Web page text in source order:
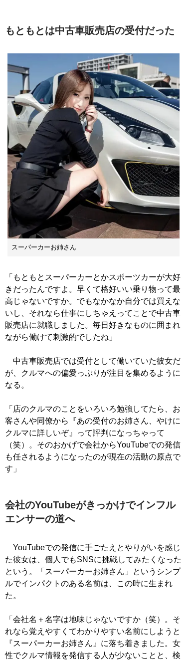
もともとは中古車販売店の受付だった
スーパーカーお姉さん
「もともとスーパーカーとかスポーツカーが大好
きだったんですよ。早くて格好いい乗り物って最
高じゃないですか。でもなかなか自分では買えな
いし、それなら仕事にしちゃえってことで中古車
販売店に就職しました。毎日好きなものに囲まれ
ながら働けて刺激的でしたね」
中古車販売店では受付として働いていた彼女だ
が、クルマへの偏愛っぷりが注目を集めるように
なる。
「店のクルマのことをいろいろ勉強してたら、お
客さんや同僚から『あの受付のお姉さん、やけに
クルマに詳しいぞ』って評判になっちゃって
（笑）。そのおかげで会社からYouTubeでの発信
も任されるようになったのが現在の活動の原点で
す」
会社のYouTubeがきっかけでインフル
エンサーの道へ
YouTubeでの発信に手ごたえとやりがいを感じ
た彼女は、個人でもSNSに挑戦してみたくなった
という。「スーパーカーお姉さん」というシンプ
ルでインパクトのある名前は、この時に生まれ
た。
「会社名＋名字は地味じゃないですか（笑）。そ
れなら覚えやすくてわかりやすい名前にしようと
『スーパーカーお姉さん』に落ち着きました。女
性でクルマ情報を発信する人が少ないことと、検